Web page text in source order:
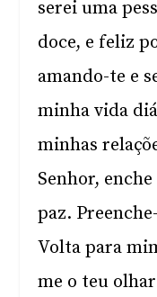
serei uma
doce, e feliz
amando-te e
minha vida
minhas
Senhor,
paz.
Volta para
me o teu